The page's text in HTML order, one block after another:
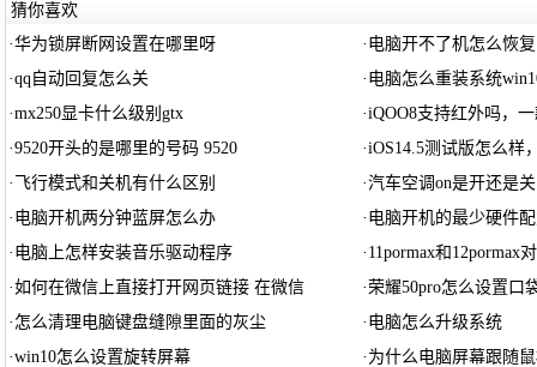
猜你喜欢
·华为锁屏断网设置在哪里呀 · 电脑开不了机怎么恢
·qq自动回复怎么关 · 电脑怎么重装系统
·mx250显卡什么级别gtx ·iQOO8支持红外吗，
·9520开头的是哪里的号码 9520 ·iOS14.5测试版怎么样
· 飞行模式和关机有什么区别 ·汽车空调on是开还是关
· 电脑开机两分钟蓝屏怎么办 · 电脑开机的最少硬件
· 电脑上怎样安装音乐驱动程序 · 11pormax和12pormax对
·如何在微信上直接打开网页链接 在微信 · 荣耀50pro怎么设置口
· 怎么清理电脑键盘缝隙里面的灰尘 · 电脑怎么升级系统
·win10怎么设置旋转屏幕 · 为什么电脑屏幕跟随